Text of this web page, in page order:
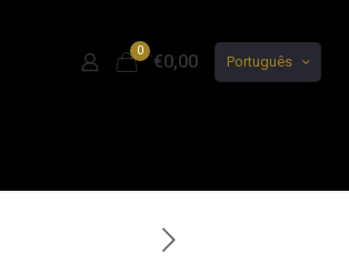
0
€0,00 Português